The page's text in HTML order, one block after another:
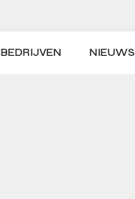
BEDRIJVEN NIEUWS